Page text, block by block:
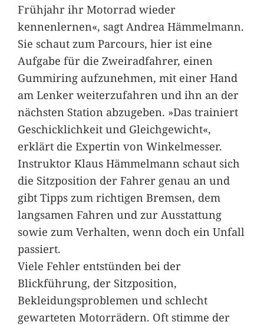
Frühjahr ihr Motorrad wieder
kennenlernen«, sagt Andrea Hämmelmann.
Sie schaut zum Parcours, hier ist eine
Aufgabe für die Zweiradfahrer, einen
Gummiring aufzunehmen, mit einer Hand
am Lenker weiterzufahren und ihn an der
nächsten Station abzugeben. »Das trainiert
Geschicklichkeit und Gleichgewicht«,
erklärt die Expertin von Winkelmesser.
Instruktor Klaus Hämmelmann schaut sich
die Sitzposition der Fahrer genau an und
gibt Tipps zum richtigen Bremsen, dem
langsamen Fahren und zur Ausstattung
sowie zum Verhalten, wenn doch ein Unfall
passiert.
Viele Fehler entstünden bei der
Blickführung, der Sitzposition,
Bekleidungsproblemen und schlecht
gewarteten Motorrädern. Oft stimme der